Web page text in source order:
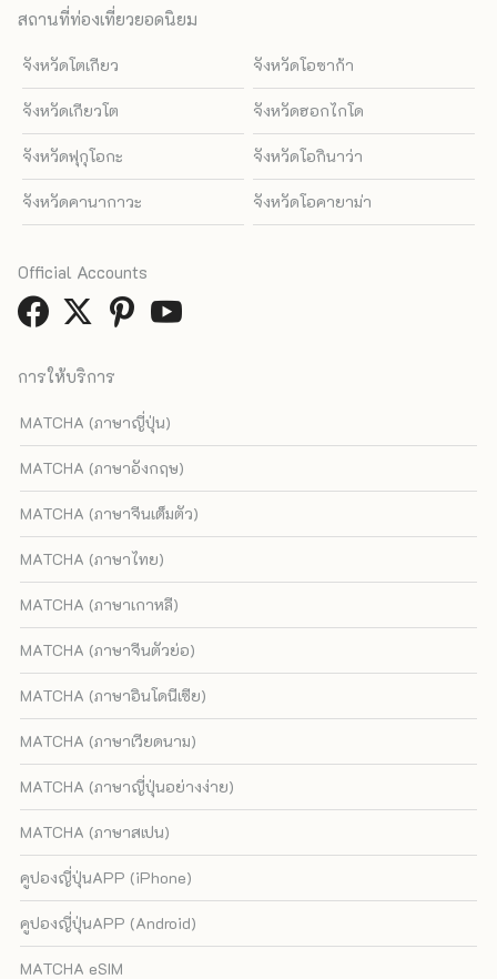
สถานที่ท่องเที่ยวยอดนิยม
จังหวัดโตเกียว จังหวัดโอซาก้า
จังหวัดเกียวโต จังหวัดฮอกไกโด
จังหวัดฟุกุโอกะ จังหวัดโอกินาว่า
จังหวัดคานากาวะ จังหวัดโอคายาม่า
การให้บริการ
MATCHA (ภาษาญี่ปุ่น)
MATCHA (ภาษาอังกฤษ)
MATCHA (ภาษาจีนเต็มตัว)
MATCHA (ภาษาไทย)
MATCHA (ภาษาเกาหลี)
MATCHA (ภาษาจีนตัวย่อ)
MATCHA (ภาษาอินโดนีเซีย)
MATCHA (ภาษาเวียดนาม)
MATCHA (ภาษาญี่ปุ่นอย่างง่าย)
MATCHA (ภาษาสเปน)
คูปองญี่ปุ่นAPP (iPhone)
คูปองญี่ปุ่นAPP (Android)
MATCHA eSIM
Official Accounts